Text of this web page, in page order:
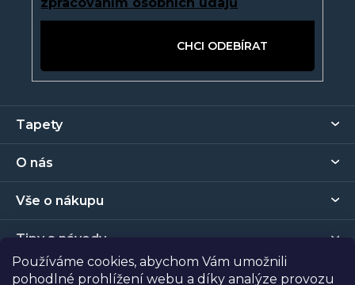
Používáme cookies, abychom Vám umožnili
pohodlné prohlížení webu a díky analýze provozu
a
í
Tapety
O nás
Vše o nákupu
Tipy a návody